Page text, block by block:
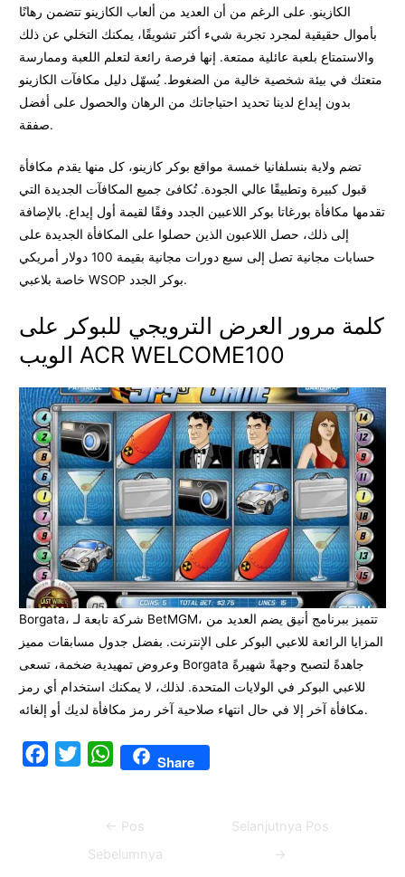
الكازينو. على الرغم من أن العديد من ألعاب الكازينو تتضمن رهانًا
بأموال حقيقية لمجرد تجربة شيء أكثر تشويقًا، يمكنك التخلي عن ذلك
والاستمتاع بلعبة عائلية ممتعة. إنها فرصة رائعة لتعلم اللعبة وممارسة
متعتك في بيئة شخصية خالية من الضغوط. يُسهّل دليل مكافآت الكازينو
بدون إيداع لدينا تحديد احتياجاتك من الرهان والحصول على أفضل
صفقة.
تضم ولاية بنسلفانيا خمسة مواقع بوكر كازينو، كل منها يقدم مكافأة
قبول كبيرة وتطبيقًا عالي الجودة. تُكافئ جميع المكافآت الجديدة التي
تقدمها مكافأة بورغاتا بوكر اللاعبين الجدد وفقًا لقيمة أول إيداع. بالإضافة
إلى ذلك، حصل اللاعبون الذين حصلوا على المكافأة الجديدة على
حسابات مجانية تصل إلى سبع دورات مجانية بقيمة 100 دولار أمريكي
خاصة بلاعبي WSOP بوكر الجدد.
كلمة مرور العرض الترويجي للبوكر على
الويب ACR WELCOME100
Borgata، شركة تابعة لـ BetMGM، تتميز ببرنامج أنيق يضم العديد من
المزايا الرائعة للاعبي البوكر على الإنترنت. بفضل جدول مسابقات مميز
وعروض تمهيدية ضخمة، تسعى Borgata جاهدةً لتصبح وجهةً شهيرةً
للاعبي البوكر في الولايات المتحدة. لذلك، لا يمكنك استخدام أي رمز
مكافأة آخر إلا في حال انتهاء صلاحية آخر رمز مكافأة لديك أو إلغائه.
W
t
s
Share
Navigasi
← Pos
Sebelumnya
Selanjutnya Pos
→